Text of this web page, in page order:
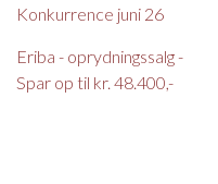
Konkurrence juni 26
Eriba - oprydningssalg -
Spar op til kr. 48.400,-